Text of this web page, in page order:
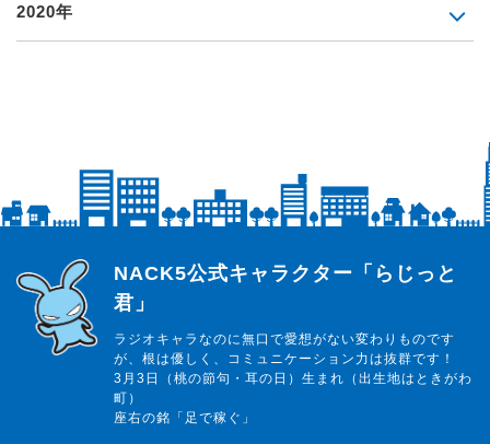
2020年
らじっと君
NACK5公式キャラクター「らじっと
君」
ラジオキャラなのに無口で愛想がない変わりものです
が、根は優しく、コミュニケーション力は抜群です！
3月3日（桃の節句・耳の日）生まれ（出生地はときがわ
町）
座右の銘「足で稼ぐ」